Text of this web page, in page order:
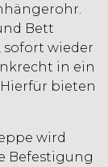
Bett
sofort wieder
in ein
bieten
wird
Befestigung